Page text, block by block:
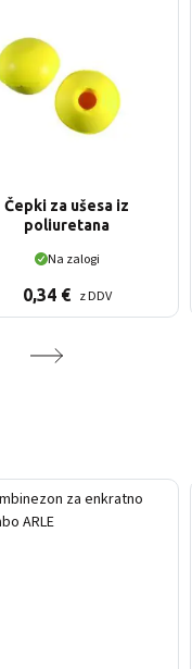
Čepki za ušesa iz
poliuretana
Na zalogi
0,34 € z DDV